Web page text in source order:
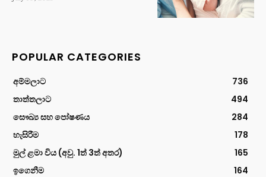
POPULAR CATEGORIES
අම්මලාට
736
තාත්තලාට
494
සෞඛ්‍ය සහ පෝෂණය
284
හැසිරීම
178
මුල් ළමා විය (අවු. 1ත් 3ත් අතර)
165
ඉගෙනීම
164